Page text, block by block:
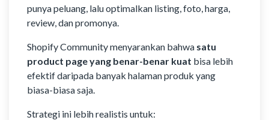
punya peluang, lalu optimalkan listing, foto, harga,
review, dan promonya.
Shopify Community menyarankan bahwa satu
product page yang benar-benar kuat bisa lebih
efektif daripada banyak halaman produk yang
biasa-biasa saja.
Strategi ini lebih realistis untuk: